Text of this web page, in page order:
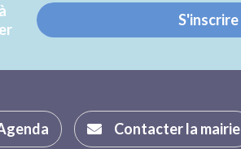
S'inscrire
Contacter la mairie